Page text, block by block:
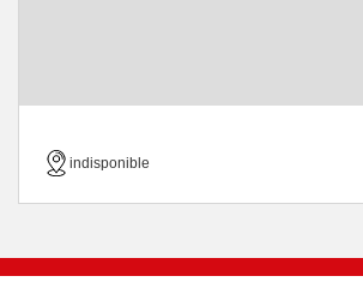
indisponible